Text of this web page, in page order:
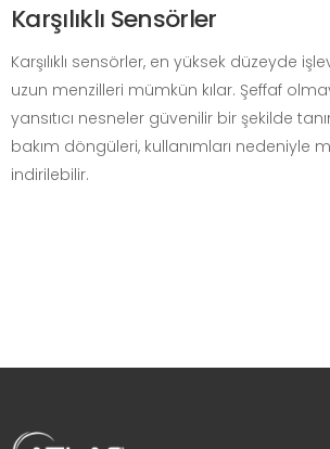
Karşılıklı Sensörler
Karşılıklı sensörler, en yüksek düzeyde
uzun menzilleri mümkün kılar. Şeffaf
yansıtıcı nesneler güvenilir bir şekilde
bakım döngüleri, kullanımları nedeniyle
indirilebilir.